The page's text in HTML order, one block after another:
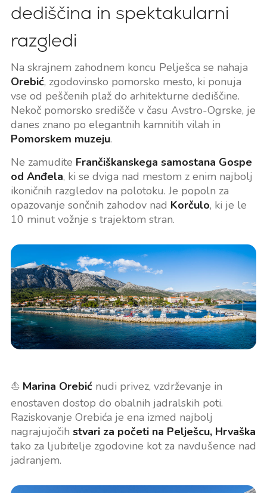
dediščina in spektakularni
razgledi
Na skrajnem zahodnem koncu Pelješca se nahaja
Orebić, zgodovinsko pomorsko mesto, ki ponuja
vse od peščenih plaž do arhitekturne dediščine.
Nekoč pomorsko središče v času Avstro-Ogrske, je
danes znano po elegantnih kamnitih vilah in
Pomorskem muzeju.
Ne zamudite Frančiškanskega samostana Gospe
od Anđela, ki se dviga nad mestom z enim najbolj
ikoničnih razgledov na polotoku. Je popoln za
opazovanje sončnih zahodov nad Korčulo, ki je le
10 minut vožnje s trajektom stran.
⛵ Marina Orebićnudi privez, vzdrževanje in
enostaven dostop do obalnih jadralskih poti.
Raziskovanje Orebića je ena izmed najbolj
nagrajujočih stvari za početi na Pelješcu, Hrvaška
tako za ljubitelje zgodovine kot za navdušence nad
jadranjem.